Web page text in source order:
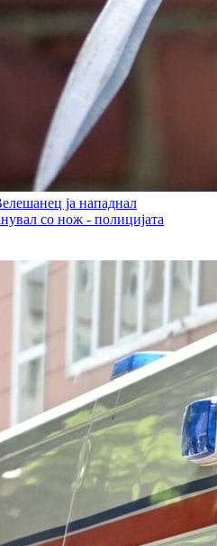
ја нападнал
со нож - полицијата